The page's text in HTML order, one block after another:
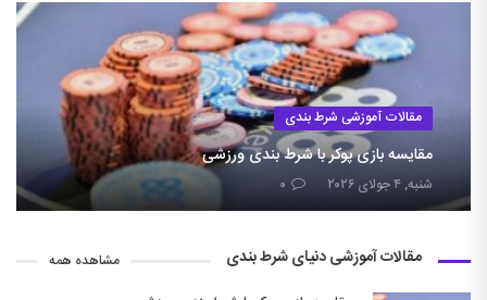
مقالات آموزشی شرط بندی
مقایسه بازی پوکر با شرط بندی ورزشی
شنبه, ۴ جولای ۲۰۲۶ ۰
مقالات آموزشی دنیای شرط بندی مشاهده همه